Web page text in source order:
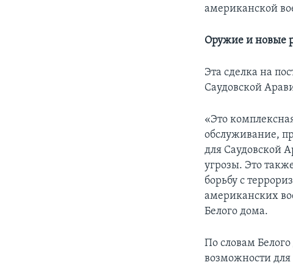
американской
Оружие и новые
Эта сделка на
Саудовской
«Это
обслуживание,
для Саудовской
угрозы. Это
борьбу с
американских
Белого дома.
По словам
возможности